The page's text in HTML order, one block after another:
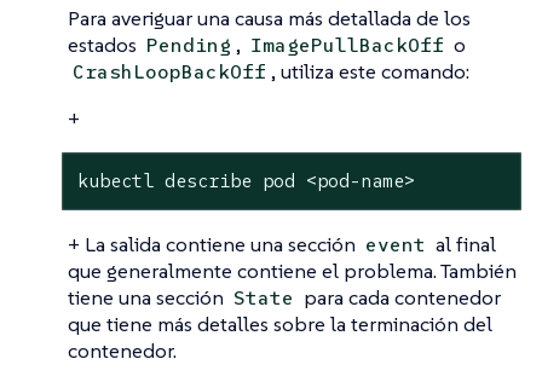
Para averiguar una causa más detallada de los
estados Pending , ImagePullBackOff o
CrashLoopBackOff , utiliza este comando:
+
kubectl describe pod <pod-name>
+ La salida contiene una sección event al final
que generalmente contiene el problema. También
tiene una sección State para cada contenedor
que tiene más detalles sobre la terminación del
contenedor.